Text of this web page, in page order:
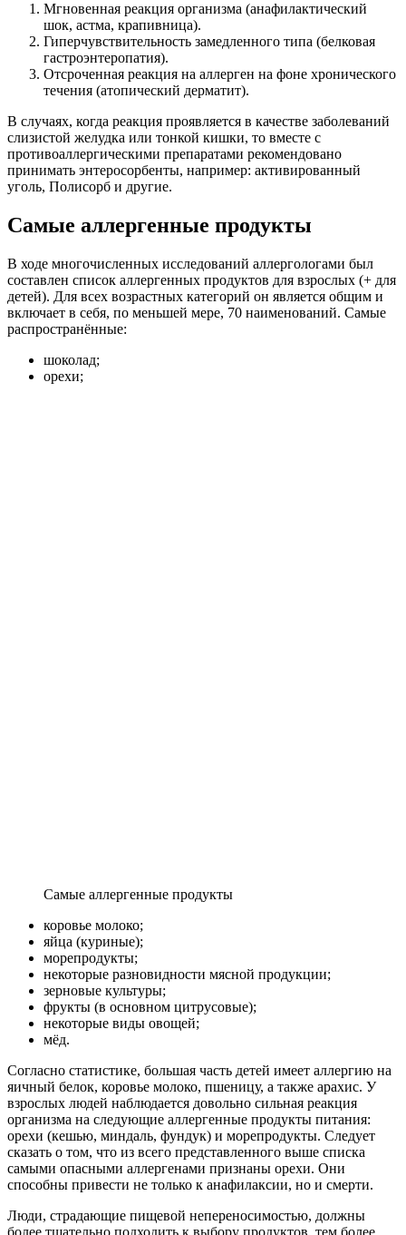
Мгновенная реакция организма (анафилактический
шок, астма, крапивница).
Гиперчувствительность замедленного типа (белковая
гастроэнтеропатия).
Отсроченная реакция на аллерген на фоне хронического
течения (атопический дерматит).
В случаях, когда реакция проявляется в качестве заболеваний
слизистой желудка или тонкой кишки, то вместе с
противоаллергическими препаратами рекомендовано
принимать энтеросорбенты, например: активированный
уголь, Полисорб и другие.
Самые аллергенные продукты
В ходе многочисленных исследований аллергологами был
составлен список аллергенных продуктов для взрослых (+ для
детей). Для всех возрастных категорий он является общим и
включает в себя, по меньшей мере, 70 наименований. Самые
распространённые:
шоколад;
орехи;
Самые аллергенные продукты
коровье молоко;
яйца (куриные);
морепродукты;
некоторые разновидности мясной продукции;
зерновые культуры;
фрукты (в основном цитрусовые);
некоторые виды овощей;
мёд.
Согласно статистике, большая часть детей имеет аллергию на
яичный белок, коровье молоко, пшеницу, а также арахис. У
взрослых людей наблюдается довольно сильная реакция
организма на следующие аллергенные продукты питания:
орехи (кешью, миндаль, фундук) и морепродукты. Следует
сказать о том, что из всего представленного выше списка
самыми опасными аллергенами признаны орехи. Они
способны привести не только к анафилаксии, но и смерти.
Люди, страдающие пищевой непереносимостью, должны
более тщательно подходить к выбору продуктов, тем более